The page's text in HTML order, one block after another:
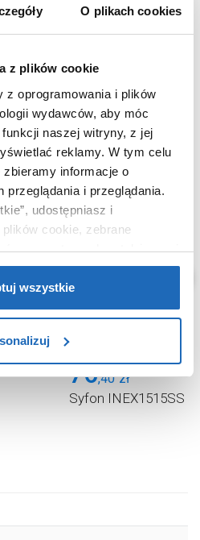
O plikach cookies
z plików cookie
z oprogramowania i plików
wydawców, aby móc
naszej witryny, z jej
reklamy. W tym celu
informacje o
przeglądania i przeglądania.
udostępniasz i
cookie, zebrane
zewnętrznych, a także nasi
chcesz, włącz „Tylko
jednak, że
cookie mogą mieć wpływ na
na temat plików plików
plików cookie”.Jeśli chcesz
temat plików cookie i tego,
wszystkie
76,40 zł
Syfon INEX1515SS